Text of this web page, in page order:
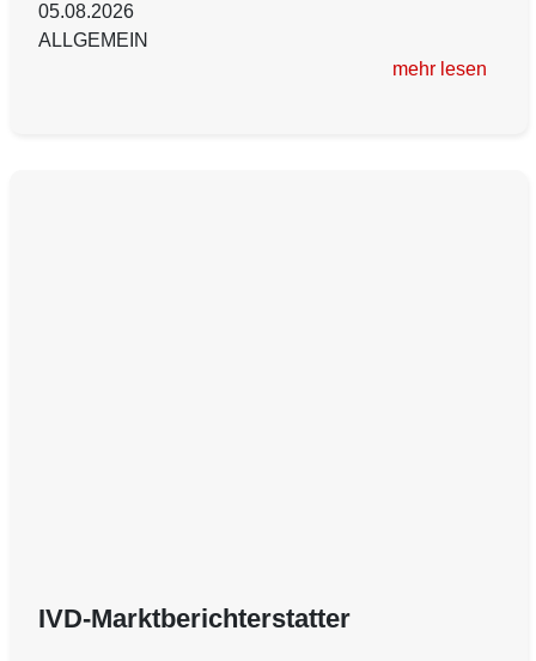
05.08.2026
ALLGEMEIN
mehr lesen
IVD-Marktberichterstatter